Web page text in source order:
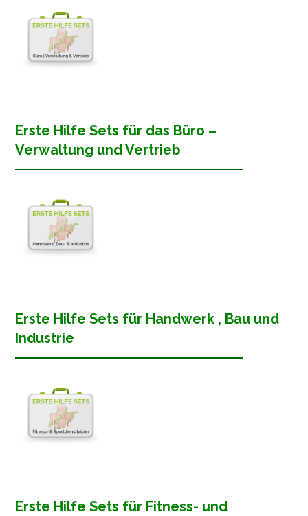
Erste Hilfe Sets für das Büro –
Verwaltung und Vertrieb
Erste Hilfe Sets für Handwerk , Bau und
Industrie
Erste Hilfe Sets für Fitness- und